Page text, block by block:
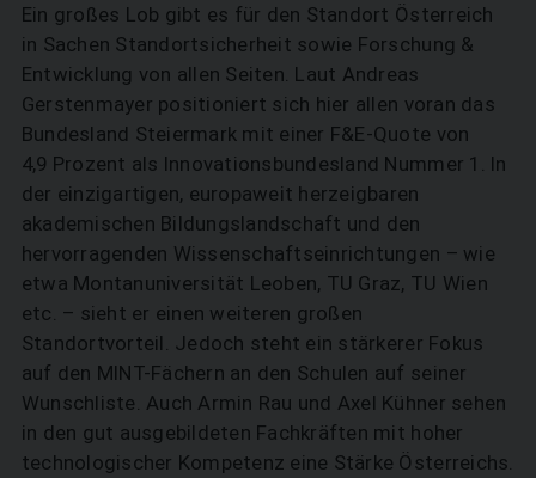
Ein großes Lob gibt es für den Standort Österreich
in Sachen Standortsicherheit sowie Forschung &
Entwicklung von allen Seiten. Laut Andreas
Gerstenmayer positioniert sich hier allen voran das
Bundesland Steiermark mit einer F&E-Quote von
4,9 Prozent als Innovationsbundesland Nummer 1. In
der einzigartigen, europaweit herzeigbaren
akademischen Bildungslandschaft und den
hervorragenden Wissenschaftseinrichtungen – wie
etwa Montanuniversität Leoben, TU Graz, TU Wien
etc. – sieht er einen weiteren großen
Standortvorteil. Jedoch steht ein stärkerer Fokus
auf den MINT-Fächern an den Schulen auf seiner
Wunschliste. Auch Armin Rau und Axel Kühner sehen
in den gut ausgebildeten Fachkräften mit hoher
technologischer Kompetenz eine Stärke Österreichs.